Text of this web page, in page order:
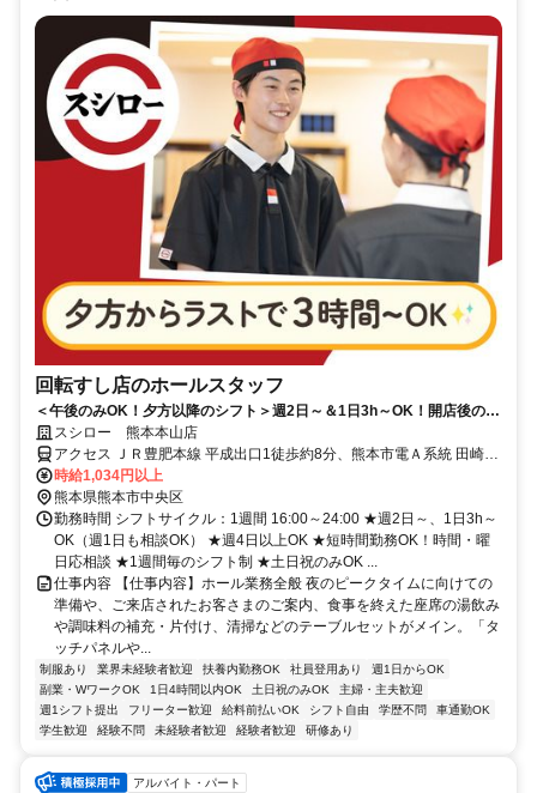
回転すし店のホールスタッフ
＜午後のみOK！夕方以降のシフト＞週2日～＆1日3h～OK！開店後の接
客メインのシンプルなお仕事
スシロー 熊本本山店
アクセス ＪＲ豊肥本線 平成出口1徒歩約8分、熊本市電Ａ系統 田崎橋
徒歩約15分、ＪＲ豊肥本線 南熊本徒歩約16分
時給1,034円以上
熊本県熊本市中央区
勤務時間 シフトサイクル：1週間 16:00～24:00 ★週2日～、1日3h～
OK（週1日も相談OK） ★週4日以上OK ★短時間勤務OK！時間・曜
日応相談 ★1週間毎のシフト制 ★土日祝のみOK ...
仕事内容 【仕事内容】ホール業務全般 夜のピークタイムに向けての
準備や、ご来店されたお客さまのご案内、食事を終えた座席の湯飲み
や調味料の補充・片付け、清掃などのテーブルセットがメイン。「タ
ッチパネルや...
制服あり 業界未経験者歓迎 扶養内勤務OK 社員登用あり
週1日からOK
副業・WワークOK
1日4時間以内OK 土日祝のみOK
主婦・主夫歓迎
週1シフト提出
フリーター歓迎 給料前払いOK シフト自由 学歴不問
車通勤OK
学生歓迎
経験不問 未経験者歓迎 経験者歓迎 研修あり
アルバイト・パート